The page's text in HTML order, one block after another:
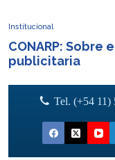
Institucional
CONARP:
publicitaria